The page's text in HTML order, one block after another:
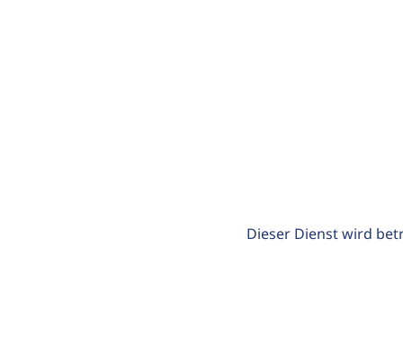
Dieser Dienst wird